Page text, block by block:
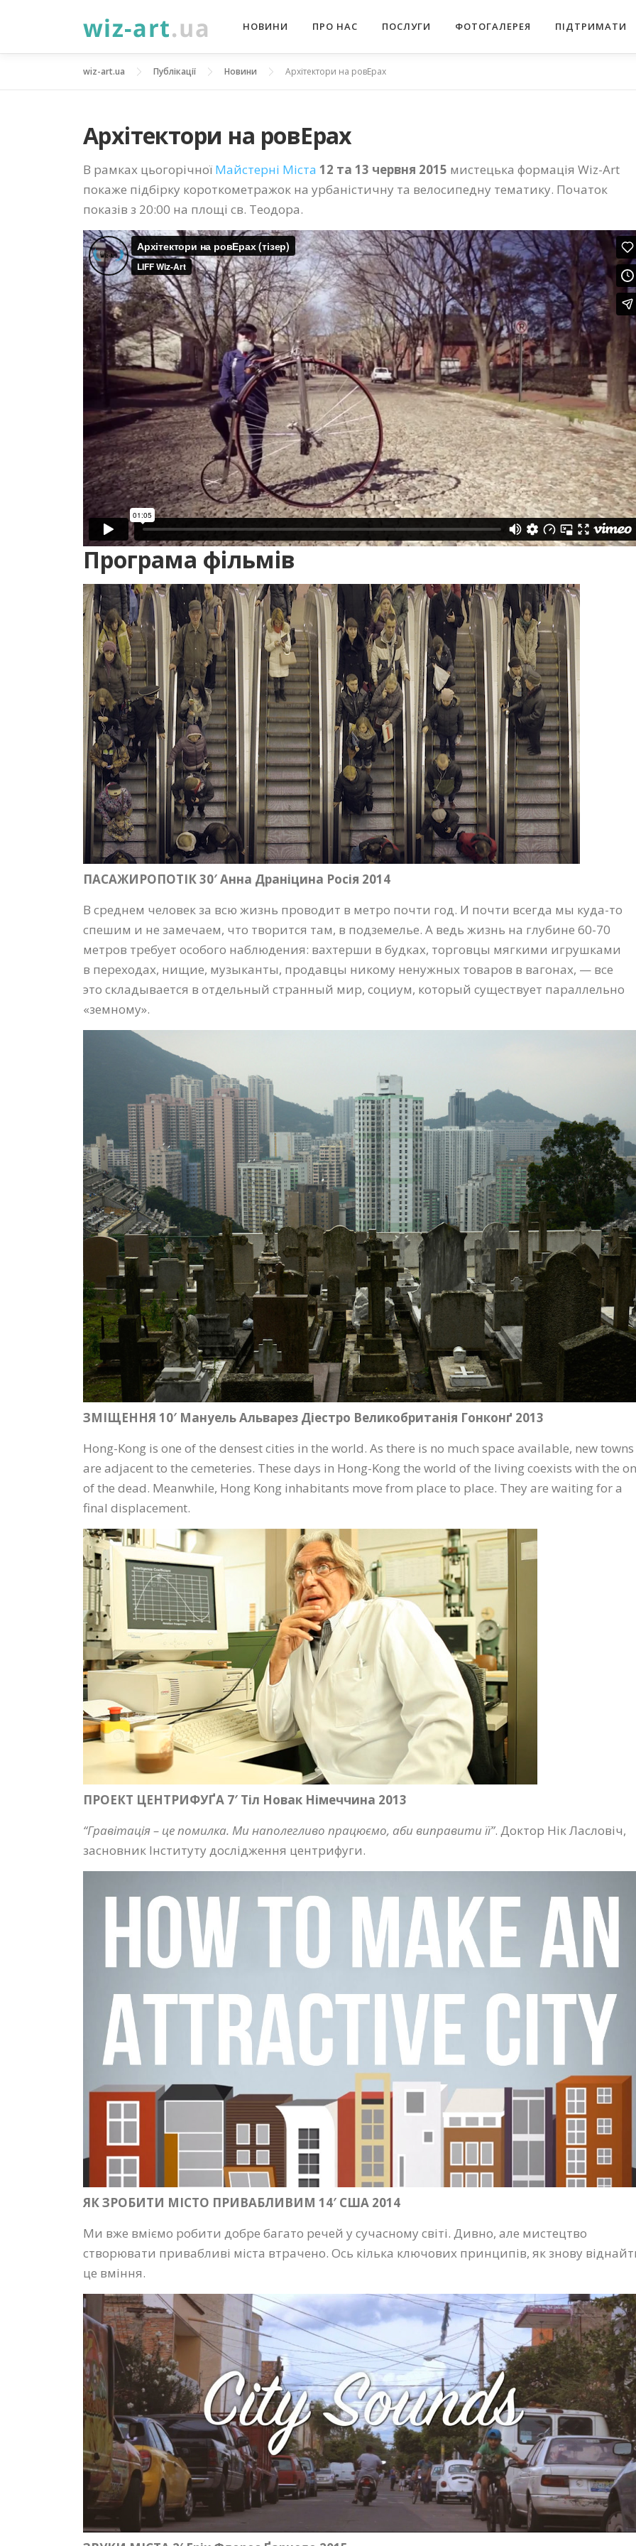
НОВИНИ ПРО НАС ПОСЛУГИ ФОТОГАЛЕРЕЯ ПІДТРИМАТИ
wiz-art.ua Публікації Новини Архітектори на ровЕрах
Архітектори на ровЕрах
В рамках цьогорічної Майстерні Міста 12 та 13 червня 2015 мистецька формація Wiz-Art
покаже підбірку короткометражок на урбаністичну та велосипедну тематику. Початок
показів з 20:00 на площі св. Теодора.
Програма фільмів
ПАСАЖИРОПОТІК 30′ Анна Драніцина Росія 2014
В среднем человек за всю жизнь проводит в метро почти год. И почти всегда мы куда-то
спешим и не замечаем, что творится там, в подземелье. А ведь жизнь на глубине 60-70
метров требует особого наблюдения: вахтерши в будках, торговцы мягкими игрушками
в переходах, нищие, музыканты, продавцы никому ненужных товаров в вагонах, — все
это складывается в отдельный странный мир, социум, который существует параллельно
«земному».
ЗМІЩЕННЯ 10′ Мануель Альварез Діестро Великобританія Гонконґ 2013
Hong-Kong is one of the densest cities in the world. As there is no much space available, new towns
are adjacent to the cemeteries. These days in Hong-Kong the world of the living coexists with the
of the dead. Meanwhile, Hong Kong inhabitants move from place to place. They are waiting for a
final displacement.
ПРОЕКТ ЦЕНТРИФУҐА 7′ Тіл Новак Німеччина 2013
“Гравітація – це помилка. Ми наполегливо працюємо, аби виправити її”. Доктор Нік Ласловіч,
засновник Інституту дослідження центрифуги.
ЯК ЗРОБИТИ МІСТО ПРИВАБЛИВИМ 14′ США 2014
Ми вже вміємо робити добре багато речей у сучасному світі. Дивно, але мистецтво
створювати привабливі міста втрачено. Ось кілька ключових принципів, як знову
це вміння.